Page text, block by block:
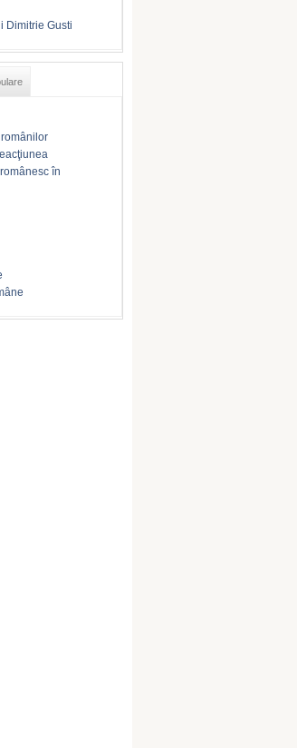
Dimitrie Gusti
în